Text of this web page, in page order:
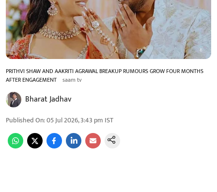
PRITHVI SHAW AND AAKRITI AGRAWAL BREAKUP RUMOURS GROW FOUR MONTHS
AFTER ENGAGEMENT saam tv
Bharat Jadhav
Published On:05 Jul 2026, 3:43 pm IST